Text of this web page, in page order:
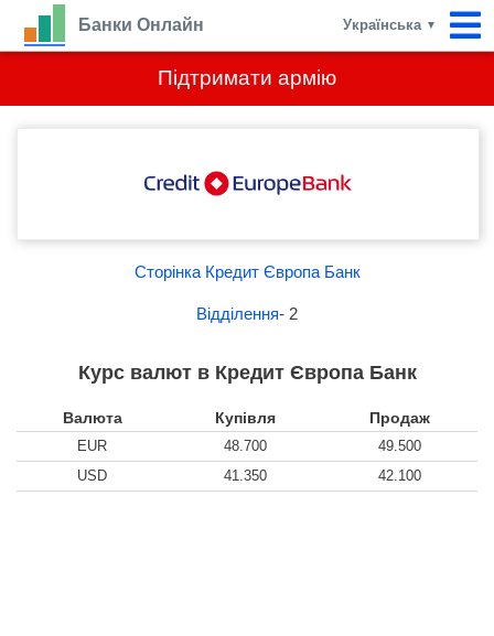
Підтримати армію
Банки Онлайн Українська ▼
Сторінка Кредит Європа Банк
Відділення- 2
Курс валют в Кредит Європа Банк
Валюта Купівля Продаж
EUR 48.700
49.500
USD
41.350 42.100